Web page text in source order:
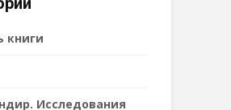
книги
Исследования